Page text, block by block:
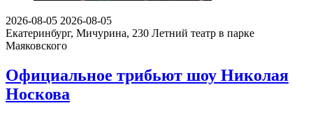
2026-08-05 2026-08-05
Екатеринбург, Мичурина, 230 Летний театр в парке
Маяковского
Официальное трибьют шоу Николая
Носкова